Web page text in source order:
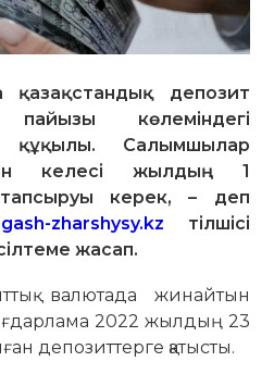
депозит
көлеміндегі
құқылы. Салымшылар
келесі жылдың 1
керек, – деп
zharshysy.kz тілшісі
жасап.
валютада жинайтын
2022 жылдың 23
депозиттерге қатысты.